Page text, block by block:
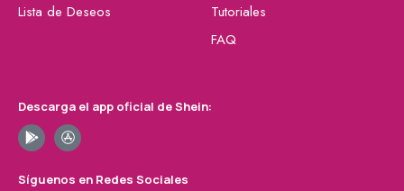
Lista de Deseos
Tutoriales
FAQ
Descarga el app oficial de Shein:
Síguenos en Redes Sociales